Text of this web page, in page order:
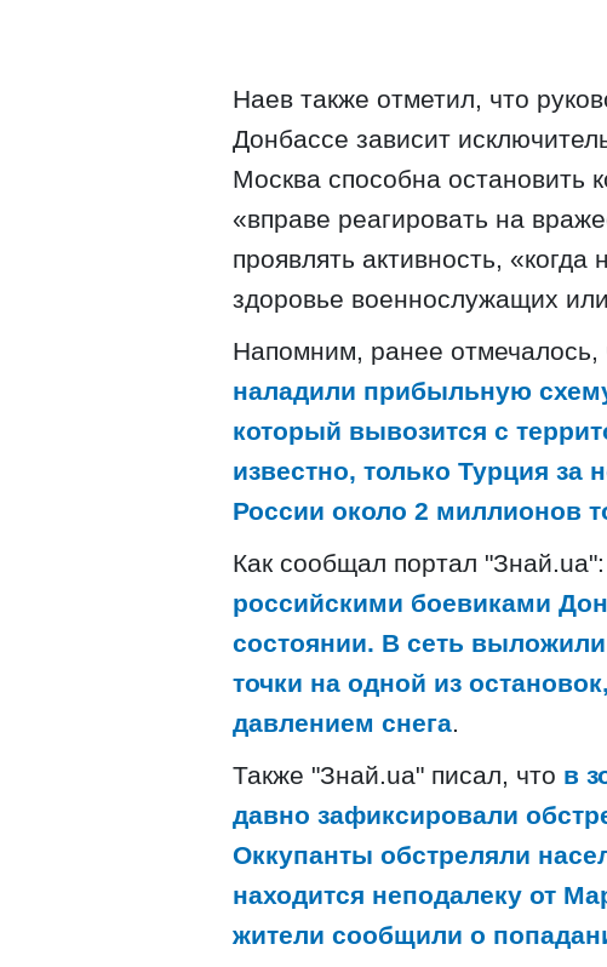
Наев также отметил, что
Донбассе зависит
Москва способна остановить
«вправе реагировать на
проявлять активность,
здоровье военнослужащих
Напомним, ранее отмечалось,
наладили прибыльную
который вывозится с
известно, только Турция за
России около 2 миллионов
Как сообщал портал "Знай.ua":
российскими боевиками
состоянии. В сеть
точки на одной из
давлением снега.
Также "Знай.ua" писал, что в
давно зафиксировали
Оккупанты обстреляли
находится неподалеку от
жители сообщили о